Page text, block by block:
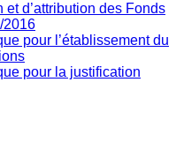
et d’attribution des Fonds
2016
pour l’établissement du
pour la justification